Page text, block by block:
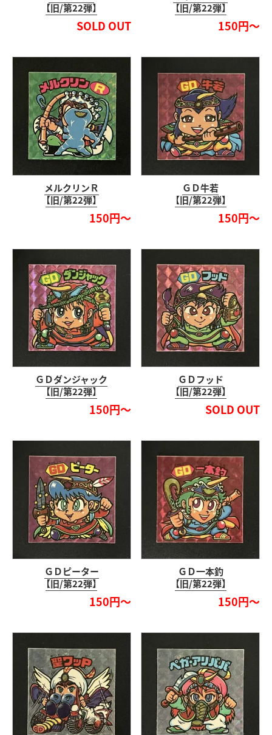
【旧/第22弾】
SOLD OUT
【旧/第22弾】
150円～
メルクリンＲ
【旧/第22弾】
150円～
ＧＤ牛若
【旧/第22弾】
150円～
ＧＤダンジャック
【旧/第22弾】
150円～
ＧＤフッド
【旧/第22弾】
SOLD OUT
ＧＤピーター
【旧/第22弾】
150円～
ＧＤ一本釣
【旧/第22弾】
150円～